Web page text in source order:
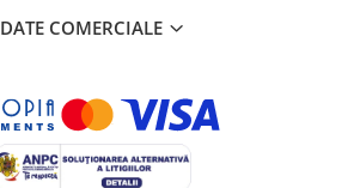
DATE COMERCIALE